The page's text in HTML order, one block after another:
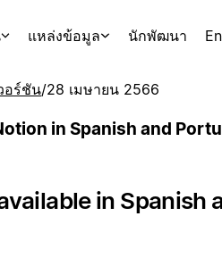
แหล่งข้อมูล นักพัฒนา
อร์ชัน/28 เมษายน 2566
in Spanish and
in Spanish